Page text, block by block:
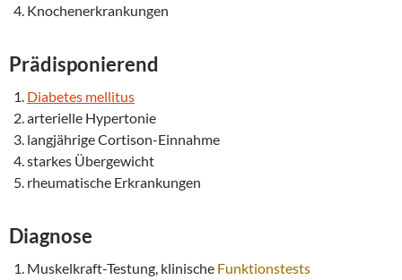
Knochenerkrankungen
Prädisponierend
Diabetes mellitus
arterielle Hypertonie
langjährige Cortison-Einnahme
starkes Übergewicht
rheumatische Erkrankungen
Diagnose
Muskelkraft-Testung, klinische Funktionstests